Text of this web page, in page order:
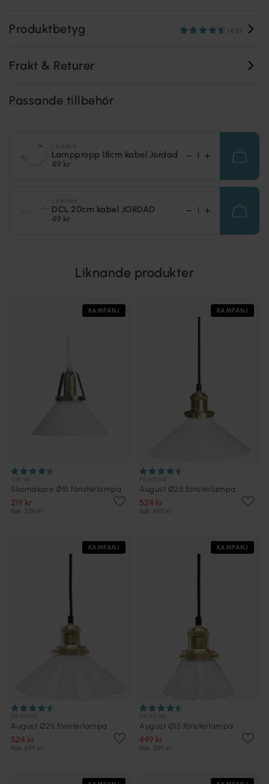
Produktbetyg (4.8)
Frakt & Returer
Passande tillbehör
Lamppropp 18cm kabel Jordad
49 kr
DCL 20cm kabel JORDAD
49 kr
Liknande produkter
KAMPANJ
Skomakare Ø15 fönsterlampa
219 kr
Rek. 329 kr
KAMPANJ
August Ø25 fönsterlampa
524 kr
Rek. 699 kr
KAMPANJ
August Ø25 fönsterlampa
524 kr
Rek. 699 kr
KAMPANJ
August Ø15 fönsterlampa
449 kr
Rek. 599 kr